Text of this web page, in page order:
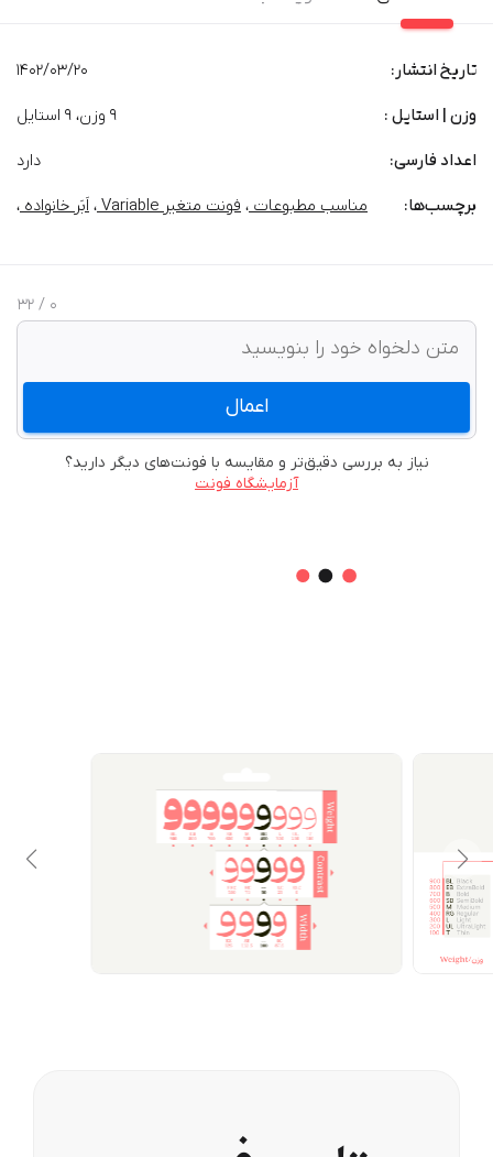
تاریخ انتشار: 1402/03/20
وزن | استایل : ۹ وزن، ۹ استایل
اعداد فارسی: دارد
برچسب‌‌ها: مناسب مطبوعات ، فونت متغیر Variable ، اَبَر خانواده ،
0
/ 32
اعمال
نیاز به بررسی دقیق‌تر و مقایسه با فونت‌های دیگر دارید؟
آزمایشگاه فونت